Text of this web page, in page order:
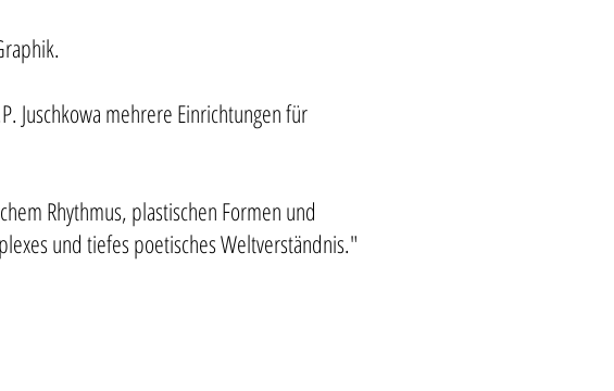
Juschkowa mehrere Einrichtungen für
Rhythmus, plastischen Formen und
und tiefes poetisches Weltverständnis."